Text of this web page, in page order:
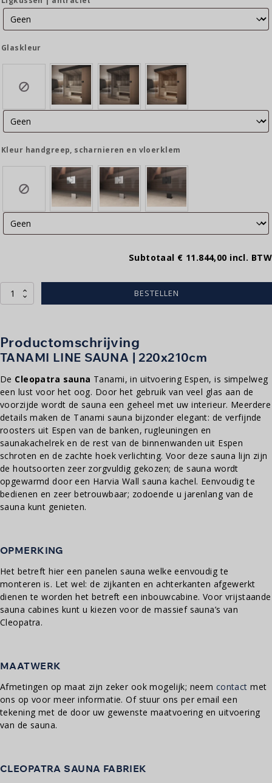
Glaskleur
Kleur handgreep, scharnieren en vloerklem
Subtotaal € 11.844,00 incl. BTW
Tanami
line
aantal
BESTELLEN
Productomschrijving
TANAMI LINE SAUNA | 220x210cm
De Cleopatra sauna Tanami, in uitvoering Espen, is simpelweg
een lust voor het oog. Door het gebruik van veel glas aan de
voorzijde wordt de sauna een geheel met uw interieur. Meerdere
details maken de Tanami sauna bijzonder elegant: de verfijnde
roosters uit Espen van de banken, rugleuningen en
saunakachelrek en de rest van de binnenwanden uit Espen
schroten en de zachte hoek verlichting. Voor deze sauna lijn zijn
de houtsoorten zeer zorgvuldig gekozen; de sauna wordt
opgewarmd door een Harvia Wall sauna kachel. Eenvoudig te
bedienen en zeer betrouwbaar; zodoende u jarenlang van de
sauna kunt genieten.
OPMERKING
Het betreft hier een panelen sauna welke eenvoudig te
monteren is. Let wel: de zijkanten en achterkanten afgewerkt
dienen te worden het betreft een inbouwcabine. Voor vrijstaande
sauna cabines kunt u kiezen voor de massief sauna’s van
Cleopatra.
MAATWERK
Afmetingen op maat zijn zeker ook mogelijk; neem contact met
ons op voor meer informatie. Of stuur ons per email een
tekening met de door uw gewenste maatvoering en uitvoering
van de sauna.
CLEOPATRA SAUNA FABRIEK